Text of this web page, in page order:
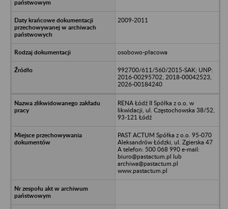
2009-2011
osobowo-płacowa
992700/611/560/2015-SAK; UNP:
2016-00295702, 2018-00042523,
2026-00184240
RENA Łódź II Spółka z o.o. w
likwidacji, ul. Częstochowska 38/52,
93-121 Łódź
PAST ACTUM Spółka z o.o. 95-070
Aleksandrów Łódzki, ul. Zgierska 47
A telefon: 500 068 990 e-mail:
biuro@pastactum.pl lub
archiwa@pastactum.pl
www.pastactum.pl